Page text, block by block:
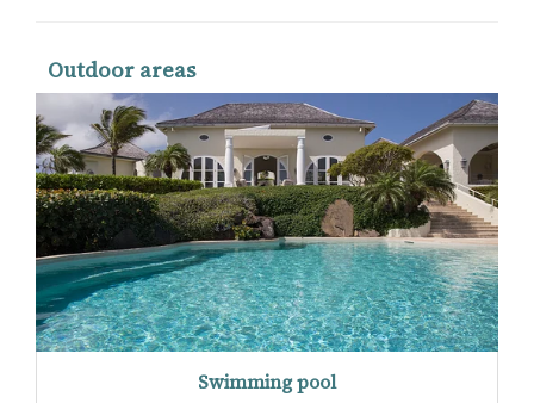
Outdoor areas
Swimming pool